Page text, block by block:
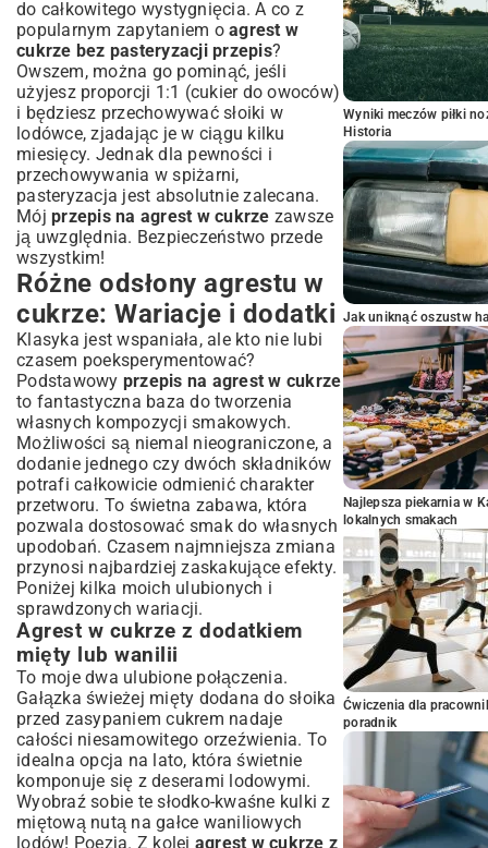
do całkowitego wystygnięcia. A co z
popularnym zapytaniem o agrest w
cukrze bez pasteryzacji przepis?
Owszem, można go pominąć, jeśli
użyjesz proporcji 1:1 (cukier do owoców)
i będziesz przechowywać słoiki w
lodówce, zjadając je w ciągu kilku
miesięcy. Jednak dla pewności i
przechowywania w spiżarni,
pasteryzacja jest absolutnie zalecana.
Mój przepis na agrest w cukrze zawsze
ją uwzględnia. Bezpieczeństwo przede
wszystkim!
Różne odsłony agrestu w
cukrze: Wariacje i dodatki
Klasyka jest wspaniała, ale kto nie lubi
czasem poeksperymentować?
Podstawowy przepis na agrest w cukrze
to fantastyczna baza do tworzenia
własnych kompozycji smakowych.
Możliwości są niemal nieograniczone, a
dodanie jednego czy dwóch składników
potrafi całkowicie odmienić charakter
przetworu. To świetna zabawa, która
pozwala dostosować smak do własnych
upodobań. Czasem najmniejsza zmiana
przynosi najbardziej zaskakujące efekty.
Poniżej kilka moich ulubionych i
sprawdzonych wariacji.
Agrest w cukrze z dodatkiem
mięty lub wanilii
To moje dwa ulubione połączenia.
Gałązka świeżej mięty dodana do słoika
przed zasypaniem cukrem nadaje
całości niesamowitego orzeźwienia. To
idealna opcja na lato, która świetnie
komponuje się z deserami lodowymi.
Wyobraź sobie te słodko-kwaśne kulki z
miętową nutą na gałce waniliowych
lodów! Poezja. Z kolei agrest w cukrze z
Wyniki meczów piłki
Historia
Jak uniknąć oszustw
Najlepsza piekarnia w
lokalnych smakach
Ćwiczenia dla
poradnik